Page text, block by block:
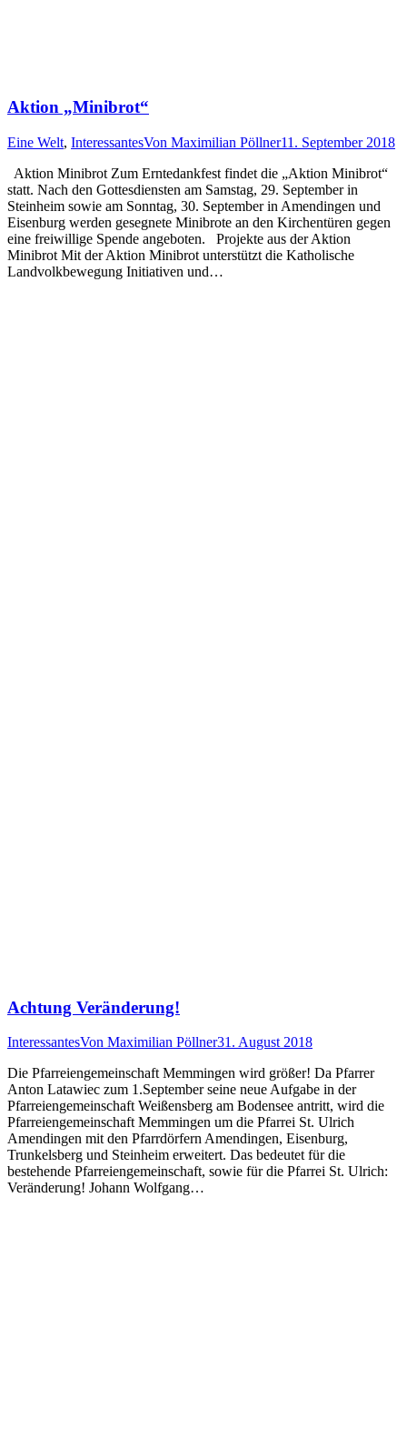
Aktion „Minibrot“
Eine Welt, InteressantesVon Maximilian Pöllner11. September 2018
Aktion Minibrot Zum Erntedankfest findet die „Aktion Minibrot“
statt. Nach den Gottesdiensten am Samstag, 29. September in
Steinheim sowie am Sonntag, 30. September in Amendingen und
Eisenburg werden gesegnete Minibrote an den Kirchentüren gegen
eine freiwillige Spende angeboten. Projekte aus der Aktion
Minibrot Mit der Aktion Minibrot unterstützt die Katholische
Landvolkbewegung Initiativen und…
Achtung Veränderung!
InteressantesVon Maximilian Pöllner31. August 2018
Die Pfarreiengemeinschaft Memmingen wird größer! Da Pfarrer
Anton Latawiec zum 1.September seine neue Aufgabe in der
Pfarreiengemeinschaft Weißensberg am Bodensee antritt, wird die
Pfarreiengemeinschaft Memmingen um die Pfarrei St. Ulrich
Amendingen mit den Pfarrdörfern Amendingen, Eisenburg,
Trunkelsberg und Steinheim erweitert. Das bedeutet für die
bestehende Pfarreiengemeinschaft, sowie für die Pfarrei St. Ulrich:
Veränderung! Johann Wolfgang…